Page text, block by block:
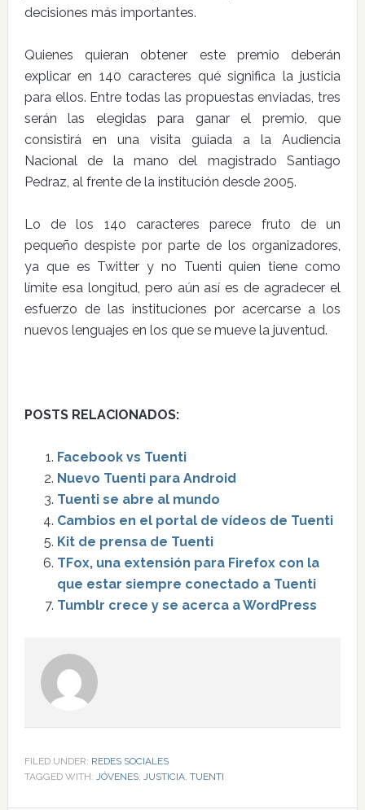
decisiones más importantes.
Quienes quieran obtener este premio deberán
explicar en 140 caracteres qué significa la justicia
para ellos. Entre todas las propuestas enviadas, tres
serán las elegidas para ganar el premio, que
consistirá en una visita guiada a la Audiencia
Nacional de la mano del magistrado Santiago
Pedraz, al frente de la institución desde 2005.
Lo de los 14o caracteres parece fruto de un
pequeño despiste por parte de los organizadores,
ya que es Twitter y no Tuenti quien tiene como
límite esa longitud, pero aún así es de agradecer el
esfuerzo de las instituciones por acercarse a los
nuevos lenguajes en los que se mueve la juventud.
POSTS RELACIONADOS:
Facebook vs Tuenti
Nuevo Tuenti para Android
Tuenti se abre al mundo
Cambios en el portal de vídeos de Tuenti
Kit de prensa de Tuenti
TFox, una extensión para Firefox con la
que estar siempre conectado a Tuenti
Tumblr crece y se acerca a WordPress
FILED UNDER: REDES SOCIALES
TAGGED WITH: JÓVENES, JUSTICIA, TUENTI